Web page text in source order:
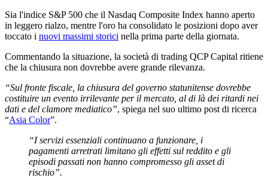
Sia l'indice S&P 500 che il Nasdaq Composite Index hanno aperto
in leggero rialzo, mentre l'oro ha consolidato le posizioni dopo aver
toccato i nuovi massimi storici nella prima parte della giornata.
Commentando la situazione, la società di trading QCP Capital ritiene
che la chiusura non dovrebbe avere grande rilevanza.
“Sul fronte fiscale, la chiusura del governo statunitense dovrebbe
costituire un evento irrilevante per il mercato, al di là dei ritardi nei
dati e del clamore mediatico”, spiega nel suo ultimo post di ricerca
“Asia Color”.
“I servizi essenziali continuano a funzionare, i
pagamenti arretrati limitano gli effetti sul reddito e gli
episodi passati non hanno compromesso gli asset di
rischio”.